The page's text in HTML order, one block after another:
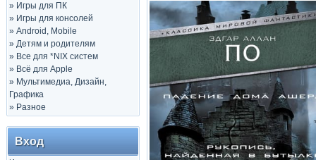
» Игры для ПК
» Игры для консолей
» Android, Mobile
» Детям и родителям
» Все для *NIX систем
» Всё для Apple
» Мультимедиа, Дизайн,
Графика
» Разное
Вход